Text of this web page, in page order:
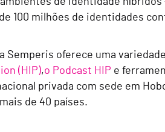
100 milhões de identidades
Semperis oferece uma
(HIP),o Podcast HIP e
privada com sede em
de 40 países.